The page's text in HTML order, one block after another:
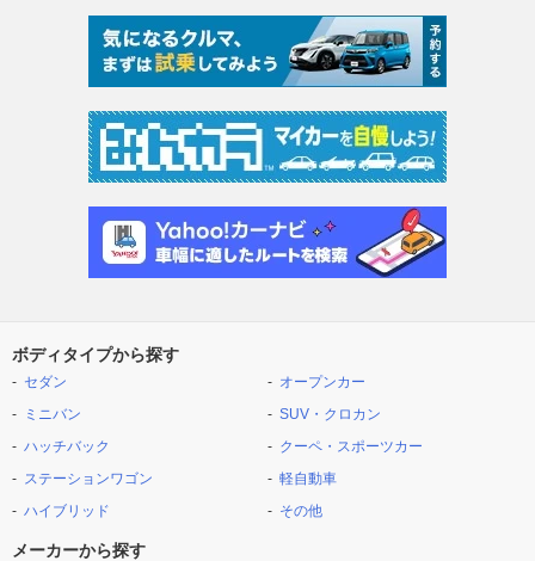
ボディタイプから探す
セダン
ミニバン
ハッチバック
ステーションワゴン
ハイブリッド
オープンカー
SUV・クロカン
クーペ・スポーツカー
軽自動車
その他
メーカーから探す